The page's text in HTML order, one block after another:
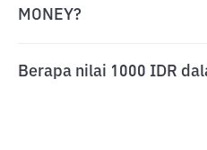
MONEY?
Berapa nilai 1000 IDR